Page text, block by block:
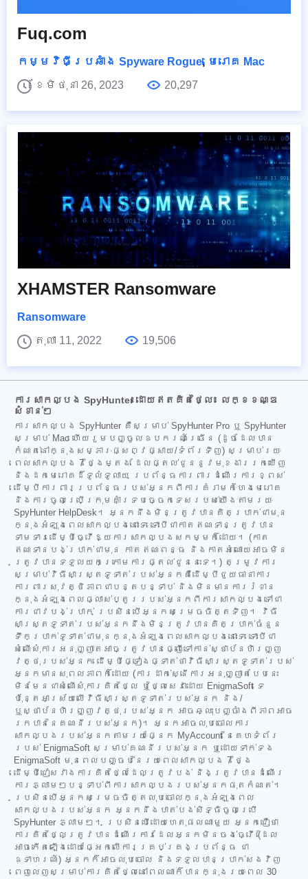
Fuq.com
កម្មវិធីប្រឆាំង Spyware Rogue, មេរោគ Mac
ខែមិថុនា 26, 2023
20,297
XHAMSTER Ransomware
Ransomware
តុលា 11, 2022
19,506
ការសាកល្បង SpyHunter ដោយឥតគិតថ្លៃ៖ លក្ខខណ្ឌ
សំខាន់ៗ
ការសាកល្បង SpyHunter គឺសម្រាប់ SpyHunter Pro ឬ SpyHunter
សម្រាប់ Mac ហើយរួមបញ្ចូលឧបករណ៍ច្រើន (ដូចដែលបាន
កំណត់នៅក្នុងសម្ភារៈផ្សព្វផ្សាយ/ទំព័រទិញ) សម្រាប់រយៈ
ពេលសាកល្បង 7 ថ្ងៃម្តង ដែលផ្តល់ជូននូវមុខងាររកឃើញ
និងដកមេរោគដ៏ទូលំទូលាយ ប្រព័ន្ធការពារដំណើរការខ្ពស់
ដើម្បីការពារប្រព័ន្ធរបស់អ្នកពីការគំរាមកំហែងមេរោគ
និងការចូលប្រើក្រុមគាំទ្របច្ចេកទេសរបស់យើងតាមរយៈ
SpyHunter HelpDesk។ អ្នកនឹងមិនត្រូវបានគិតប្រាក់ជាមុន
ក្នុងអំឡុងពេលសាកល្បងនោះទេ ទោះបីជាកាតឥណទានត្រូវបាន
ទាមទារដើម្បីធ្វើឱ្យការសាកល្បងសកម្មក៏ដោយ។ (កាត
ឥណទានបង់ប្រាក់ជាមុន កាតឥណពន្ធ និងកាតអំណោយអាចមិន
ត្រូវបានទទួលយកក្រោមការផ្តល់ជូននេះទេ។) តម្រូវការ
សម្រាប់វិធីសាស្ត្រទូទាត់របស់អ្នកគឺដើម្បីជួយធានាការ
ការពារសុវត្ថិភាពជាបន្តបន្ទាប់ និងមិនមានការរំខាន
ក្នុងអំឡុងពេលផ្លាស់ប្តូររបស់អ្នកពីការសាកល្បងទៅជា
ការជាវបង់ប្រាក់ ប្រសិនបើអ្នកសម្រេចចិត្តទិញ។ វិធី
សាស្ត្រទូទាត់របស់អ្នកនឹងមិនត្រូវបានគិតប្រាក់ចំនួន
ទឹកប្រាក់ទូទាត់ជាមុនក្នុងអំឡុងពេលសាកល្បងនោះទេ ទោះបីជា
សំណើសុំការអនុញ្ញាតអាចត្រូវបានផ្ញើទៅកាន់ស្ថាប័នហិរញ្ញ
វត្ថុរបស់អ្នក ដើម្បីផ្ទៀងផ្ទាត់ថាវិធីសាស្ត្រទូទាត់របស់
អ្នកមានសុពលភាពក៏ដោយ (ការដាក់ស្នើការអនុញ្ញាតបែបនេះ
មិនមែនជាសំណើសុំការគិតថ្លៃ ឬថ្លៃសេវាដោយ EnigmaSoft ទេ
ប៉ុន្តែអាស្រ័យលើវិធីសាស្ត្រទូទាត់របស់អ្នក និង/
ឬស្ថាប័នហិរញ្ញវត្ថុរបស់អ្នក អាចឆ្លុះបញ្ចាំងពីភាពអាច
រកបាននៃគណនីរបស់អ្នក)។ អ្នកអាចលុបចោលការ
សាកល្បងរបស់អ្នកតាមរយៈផ្នែក MyAccount នៃគេហទំព័រ
របស់ EnigmaSoft សម្រាប់គណនីរបស់អ្នក ឬដោយទាក់ទង
EnigmaSoft មុនពេលបញ្ចប់នៃរយៈពេលសាកល្បង 7 ថ្ងៃ
ដើម្បីជៀសវាងការគិតថ្លៃដែលត្រូវបង់ និងត្រូវបានដំណើរ
ការភ្លាមៗបន្ទាប់ពីការសាកល្បងរបស់អ្នកផុតកំណត់។
ប្រសិនបើអ្នកសម្រេចចិត្តលុបចោលក្នុងអំឡុងពេល
សាកល្បងរបស់អ្នក អ្នកនឹងបាត់បង់សិទ្ធិចូលប្រើ
SpyHunter ភ្លាមៗ។ ប្រសិនបើដោយហេតុផលណាមួយ អ្នកជឿថា
ការគិតថ្លៃត្រូវបានដំណើរការដែលអ្នកមិនចង់ធ្វើ (ដែល
អាចកើតឡើងដោយផ្អែកលើការគ្រប់គ្រងប្រព័ន្ធ ជា
ឧទាហរណ៍) អ្នកក៏អាចលុបចោល និងទទួលបានប្រាក់សងវិញ
ពេញលេញសម្រាប់ការគិតថ្លៃនៅពេលណាក៏បានក្នុងរយៈពេល 30